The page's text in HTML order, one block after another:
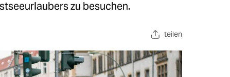
zu besuchen.
teilen